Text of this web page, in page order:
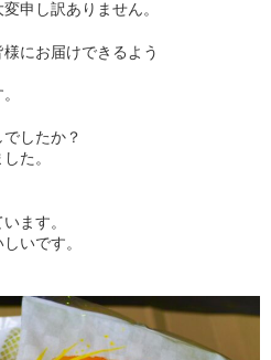
申し訳ありません。
にお届けできるよう
したか？
た。
ます。
いです。